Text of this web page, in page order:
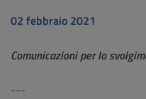
Footer
02 febbraio 2021
Comunicazioni per lo
---